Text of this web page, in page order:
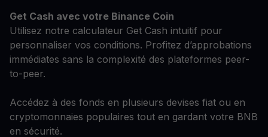
Get Cash avec votre Binance Coin
Utilisez notre calculateur Get Cash intuitif pour
personnaliser vos conditions. Profitez d’approbations
immédiates sans la complexité des plateformes peer-
to-peer.
Accédez à des fonds en plusieurs devises fiat ou en
cryptomonnaies populaires tout en gardant votre BNB
en sécurité.